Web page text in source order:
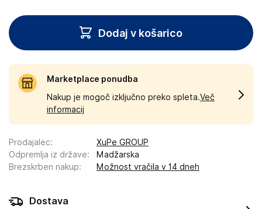
Dodaj v košarico
Marketplace ponudba
Nakup je mogoč izključno preko spleta.Več
informacij
Prodajalec:
XuPe GROUP
Odpremlja iz države:
Madžarska
Brezskrben nakup: Možnost vračila v 14 dneh
Dostava